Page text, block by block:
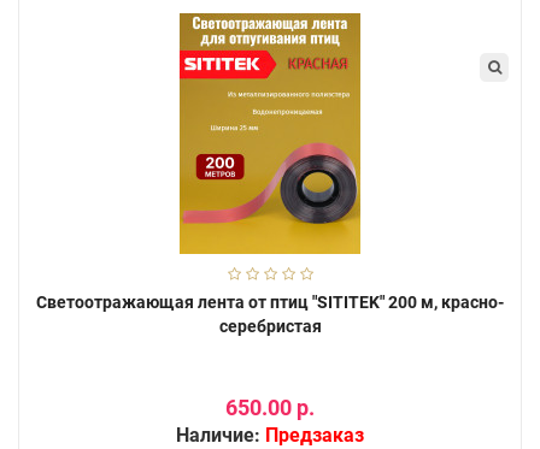
Светоотражающая лента от птиц "SITITEK" 200 м, красно-
серебристая
650.00 р.
Наличие: Предзаказ